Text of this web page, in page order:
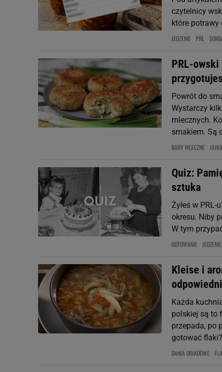
czytelnicy
które potrawy
JEDZENIE PRL
PRL-
Powrót do
Wystarczy
mlecznych.
smakiem. Są
BARY MLECZNE JAJKA
Quiz:
sztuka
Żyłeś w
okresu. Niby
W tym
GOTOWANIE JEDZENIE
Kleise i
Każda
polskiej są to
przepada, po
gotować
DANIA OBIADOWE